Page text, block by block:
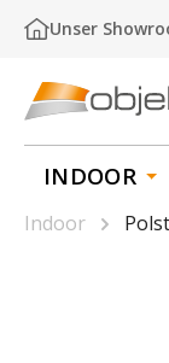
Hauptinhalt
Zur Suche
ZurUnser
INDOOR
Indoor